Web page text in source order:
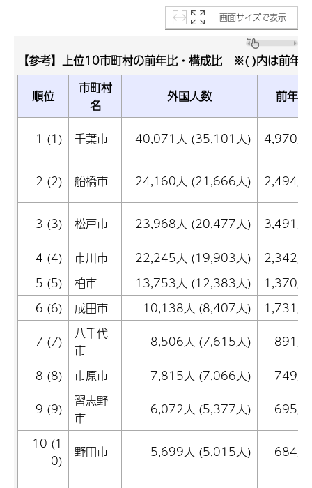
画面サイズで表示
【参考】上位10市町村の前年比・構成比 ※( )内は前年
順位
市町村
名
外国人数 前年
1 (1) 千葉市 40,071人 (35,101人) 4,970人
2 (2) 船橋市 24,160人 (21,666人) 2,494人
3 (3) 松戸市 23,968人 (20,477人)
3,491人
4 (4)
市川市 22,245人 (19,903人)
2,342人
5 (5)
柏市 13,753人 (12,383人)
1,370人
6 (6)
成田市 10,138人 (8,407人)
1,731人
7 (7)
八千代
市
8,506人 (7,615人)
891人
8 (8)
市原市 7,815人 (7,066人)
749人
9 (9)
習志野
市
6,072人 (5,377人)
695人
10 (1
0)
野田市 5,699人 (5,015人) 684人